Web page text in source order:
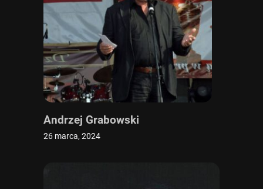
Andrzej Grabowski
26 marca, 2024